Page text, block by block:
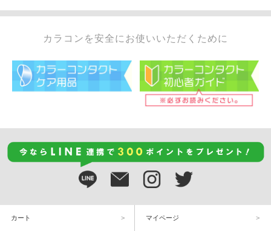
カラコンを安全にお使いいただくために
カート マイページ